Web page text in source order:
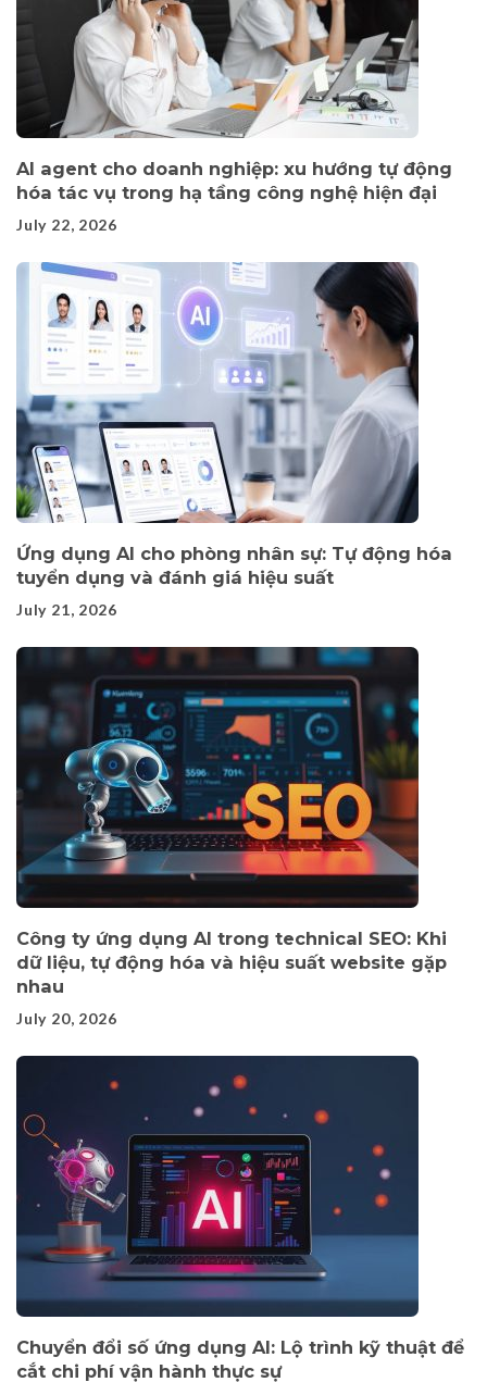
AI agent cho doanh nghiệp: xu hướng tự động
hóa tác vụ trong hạ tầng công nghệ hiện đại
July 22, 2026
Ứng dụng AI cho phòng nhân sự: Tự động hóa
tuyển dụng và đánh giá hiệu suất
July 21, 2026
Công ty ứng dụng AI trong technical SEO: Khi
dữ liệu, tự động hóa và hiệu suất website gặp
nhau
July 20, 2026
Chuyển đổi số ứng dụng AI: Lộ trình kỹ thuật để
cắt chi phí vận hành thực sự